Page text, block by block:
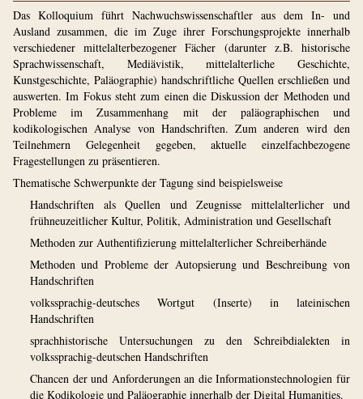
Das Kolloquium führt Nachwuchswissenschaftler aus dem In- und
Ausland zusammen, die im Zuge ihrer Forschungsprojekte innerhalb
verschiedener mittelalterbezogener Fächer (darunter z.B. historische
Sprachwissenschaft, Mediävistik, mittelalterliche Geschichte,
Kunstgeschichte, Paläographie) handschriftliche Quellen erschließen und
auswerten. Im Fokus steht zum einen die Diskussion der Methoden und
Probleme im Zusammenhang mit der paläographischen und
kodikologischen Analyse von Handschriften. Zum anderen wird den
Teilnehmern Gelegenheit gegeben, aktuelle einzelfachbezogene
Fragestellungen zu präsentieren.
Thematische Schwerpunkte der Tagung sind beispielsweise
Handschriften als Quellen und Zeugnisse mittelalterlicher und
frühneuzeitlicher Kultur, Politik, Administration und Gesellschaft
Methoden zur Authentifizierung mittelalterlicher Schreiberhände
Methoden und Probleme der Autopsierung und Beschreibung von
Handschriften
volkssprachig-deutsches Wortgut (Inserte) in lateinischen
Handschriften
sprachhistorische Untersuchungen zu den Schreibdialekten in
volkssprachig-deutschen Handschriften
Chancen der und Anforderungen an die Informationstechnologien für
die Kodikologie und Paläographie innerhalb der Digital Humanities.